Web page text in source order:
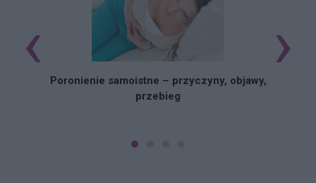
Poronienie samoistne – przyczyny, objawy,
przebieg
‹ ›